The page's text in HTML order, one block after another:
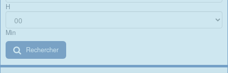
H
Min
Rechercher